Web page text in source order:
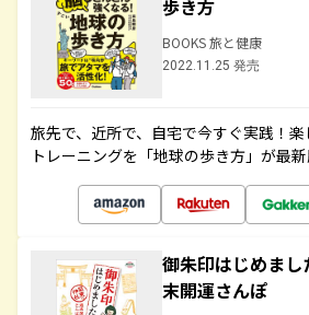
歩き方
BOOKS 旅と健康
2022.11.25 発売
旅先で、近所で、自宅で今すぐ実践！
トレーニングを「地球の歩き方」が最
御朱印はじめま
末開運さんぽ